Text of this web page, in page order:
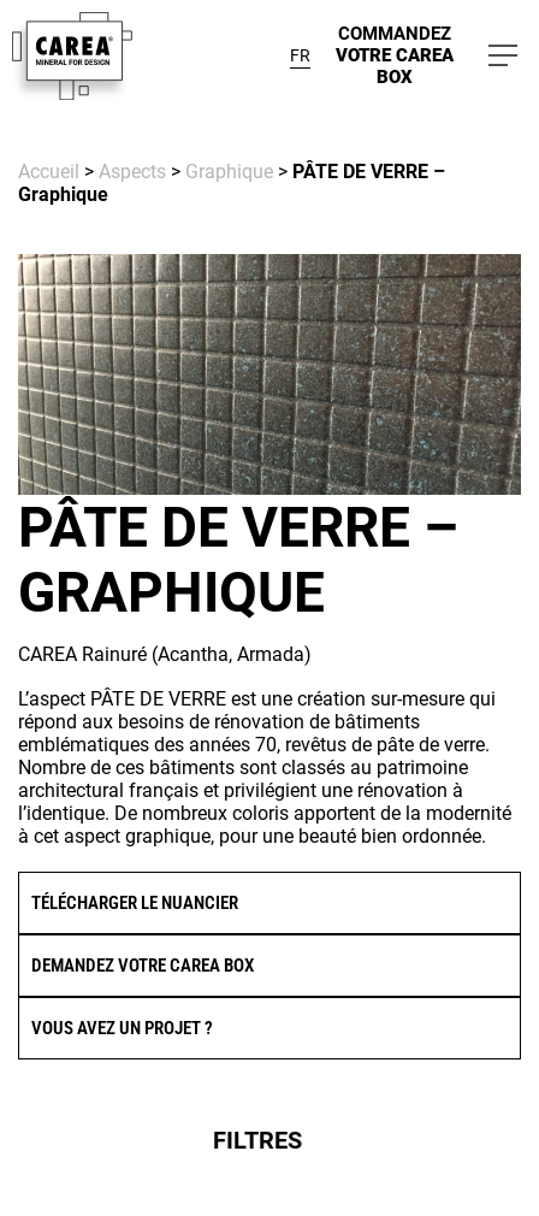
FR
COMMANDEZ
VOTRE CAREA
BOX
Accueil > Aspects > Graphique > PÂTE DE VERRE –
Graphique
PÂTE DE VERRE –
GRAPHIQUE
CAREA Rainuré (Acantha, Armada)
L’aspect PÂTE DE VERRE est une création sur-mesure qui
répond aux besoins de rénovation de bâtiments
emblématiques des années 70, revêtus de pâte de verre.
Nombre de ces bâtiments sont classés au patrimoine
architectural français et privilégient une rénovation à
l’identique. De nombreux coloris apportent de la modernité
à cet aspect graphique, pour une beauté bien ordonnée.
TÉLÉCHARGER LE NUANCIER
DEMANDEZ VOTRE CAREA BOX
VOUS AVEZ UN PROJET ?
FILTRES